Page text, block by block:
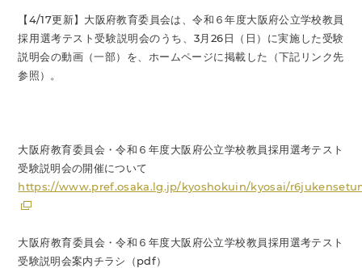
【4/17更新】大阪府教育委員会は、令和６年度大阪府公立学校教員
採用選考テスト受験説明会のうち、3月26日（日）に実施した受験
説明会の動画（一部）を、ホームページに掲載した（下記リンク先
参照）。
大阪府教育委員会・令和６年度大阪府公立学校教員採用選考テスト
受験説明会の開催について
https://www.pref.osaka.lg.jp/kyoshokuin/kyosai/
大阪府教育委員会・令和６年度大阪府公立学校教員採用選考テスト
受験説明会案内チラシ（pdf）